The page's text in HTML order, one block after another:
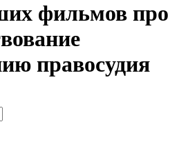
фильмов про
правосудия